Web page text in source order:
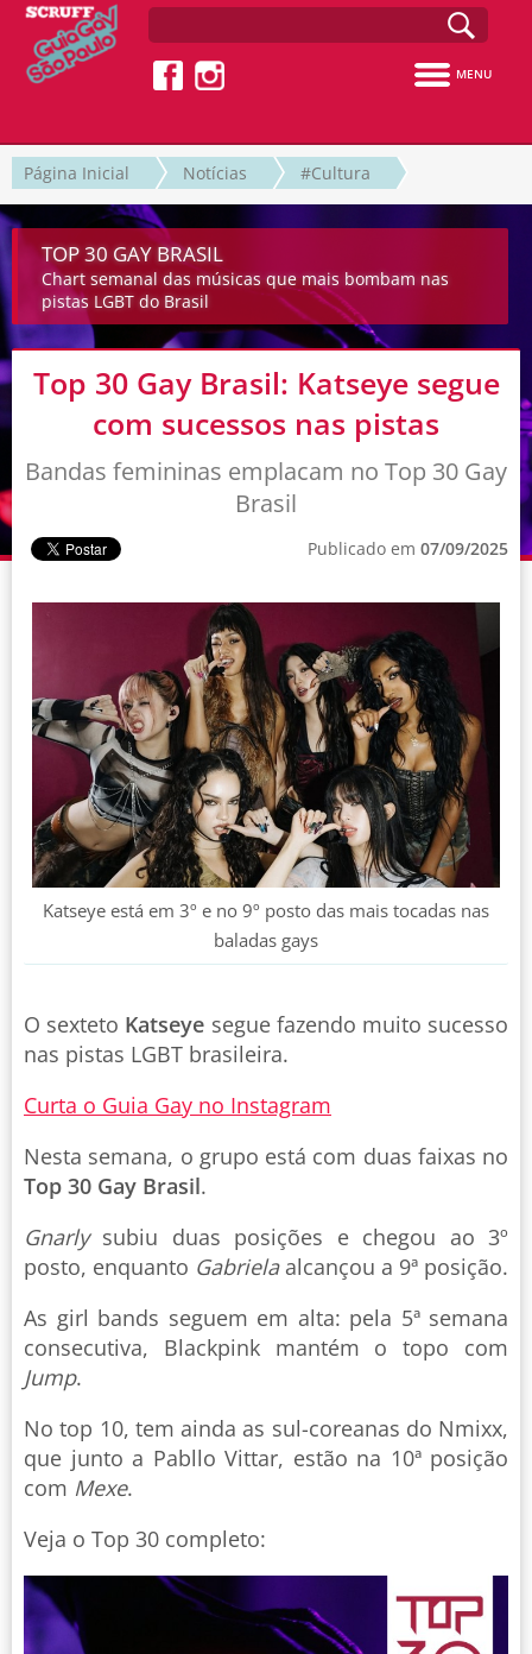
MENU
Página Inicial Notícias #Cultura
TOP 30 GAY BRASIL
Chart semanal das músicas que mais bombam nas
pistas LGBT do Brasil
Top 30 Gay Brasil: Katseye segue
com sucessos nas pistas
Bandas femininas emplacam no Top 30 Gay
Brasil
Publicado em 07/09/2025
Katseye está em 3º e no 9º posto das mais tocadas nas
baladas gays
O sexteto Katseye segue fazendo muito sucesso
nas pistas LGBT brasileira.
Curta o Guia Gay no Instagram
Nesta semana, o grupo está com duas faixas no
Top 30 Gay Brasil.
Gnarlysubiu duas posições e chegou ao 3º
posto, enquanto Gabrielaalcançou a 9ª posição.
As girl bands seguem em alta: pela 5ª semana
consecutiva, Blackpink mantém o topo com
Jump.
No top 10, tem ainda as sul-coreanas do Nmixx,
que junto a Pabllo Vittar, estão na 10ª posição
com Mexe.
Veja o Top 30 completo: